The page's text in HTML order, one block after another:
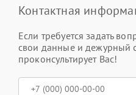
Контактная
Если требуется задать
свои данные и дежурный
проконсультирует Вас!